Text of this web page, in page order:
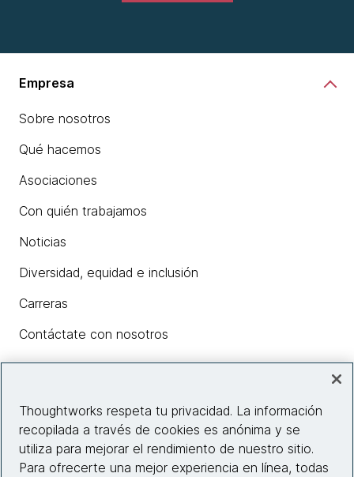
Empresa
Sobre nosotros
Qué hacemos
Asociaciones
Con quién trabajamos
Noticias
Diversidad, equidad e inclusión
Carreras
Contáctate con nosotros
Información del sitio web
Thoughtworks respeta tu privacidad. La información
recopilada a través de cookies es anónima y se
utiliza para mejorar el rendimiento de nuestro sitio.
Para ofrecerte una mejor experiencia en línea, todas